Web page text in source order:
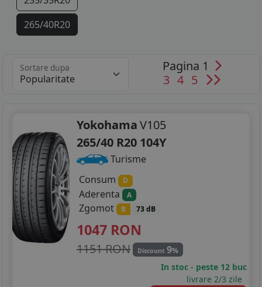
265/40R20
275/35R21
Sortare dupa
Pagina 1
3 4 5
YokohamaV105
265/40 R20 104Y
Turisme
Consum
D
Aderenta A
Zgomot B 73 dB
1047 RON
1151 RON Discount 9%
In stoc - peste 12 buc
livrare 2/3 zile